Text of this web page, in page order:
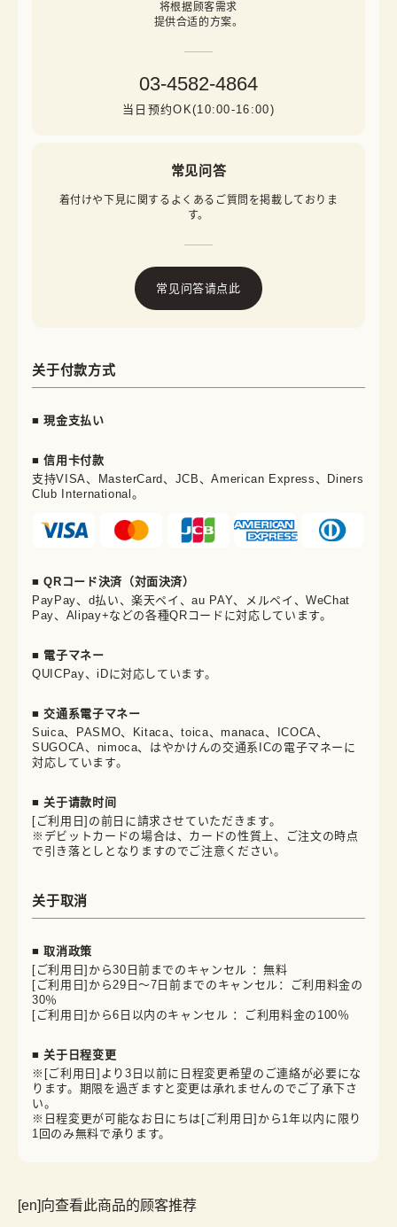
将根据顾客需求
提供合适的方案。
03-4582-4864
当日预约OK(10:00-16:00)
常见问答
着付けや下見に関するよくあるご質問を掲載しておりま
す。
常见问答请点此
关于付款方式
■ 現金支払い
■ 信用卡付款
支持VISA、MasterCard、JCB、American Express、Diners
Club International。
■ QRコード決済（対面決済）
PayPay、d払い、楽天ペイ、au PAY、メルペイ、WeChat
Pay、Alipay+などの各種QRコードに対応しています。
■ 電子マネー
QUICPay、iDに対応しています。
■ 交通系電子マネー
Suica、PASMO、Kitaca、toica、manaca、ICOCA、
SUGOCA、nimoca、はやかけんの交通系ICの電子マネーに
対応しています。
■ 关于请款时间
[ご利用日]の前日に請求させていただきます。
※デビットカードの場合は、カードの性質上、ご注文の時点
で引き落としとなりますのでご注意ください。
关于取消
■ 取消政策
[ご利用日]から30日前までのキャンセル ：無料
[ご利用日]から29日～7日前までのキャンセル：ご利用料金の
30％
[ご利用日]から6日以内のキャンセル ：ご利用料金の100％
■ 关于日程变更
※[ご利用日]より3日以前に日程変更希望のご連絡が必要にな
ります。期限を過ぎますと変更は承れませんのでご了承下さ
い。
※日程変更が可能なお日にちは[ご利用日]から1年以内に限り
1回のみ無料で承ります。
[en]向查看此商品的顾客推荐